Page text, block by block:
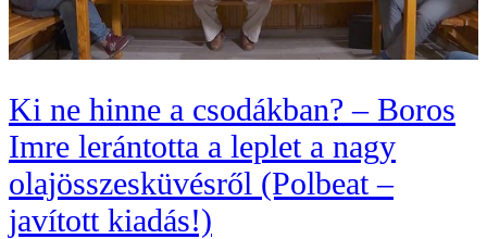
Ki ne hinne a csodákban? – Boros
Imre lerántotta a leplet a nagy
olajösszesküvésről (Polbeat –
javított kiadás!)